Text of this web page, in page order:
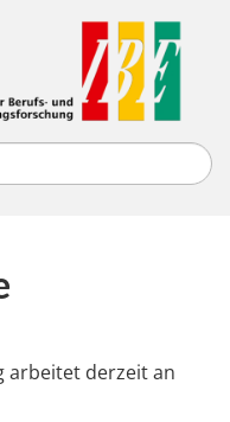
arbeitet derzeit an